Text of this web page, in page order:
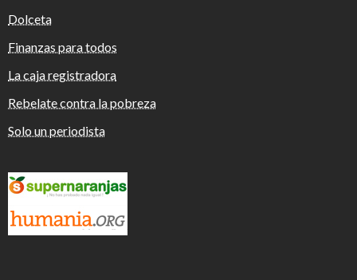
Dolceta
Finanzas para todos
La caja registradora
Rebelate contra la pobreza
Solo un periodista